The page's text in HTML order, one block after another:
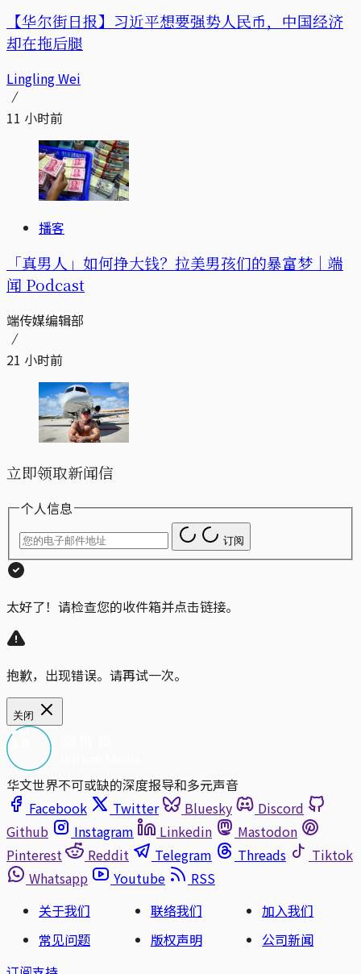
【华尔街日报】习近平想要强势人民币，中国经济
却在拖后腿
Lingling Wei
11 小时前
播客
「真男人」如何挣大钱？拉美男孩们的暴富梦｜端
闻 Podcast
端传媒编辑部
21 小时前
立即领取新闻信
个人信息
订阅
太好了！请检查您的收件箱并点击链接。
抱歉，出现错误。请再试一次。
关闭
华文世界不可或缺的深度报导和多元声音
Facebook
Twitter Bluesky
Discord
Github
Instagram Linkedin
Mastodon
Pinterest
Reddit Telegram Threads
Tiktok
Whatsapp
Youtube
RSS
关于我们
联络我们
加入我们
常见问题
版权声明
公司新闻